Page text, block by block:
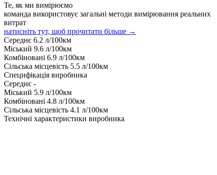
Те, як ми вимірюємо
команда використовує загальні методи вимірювання реальних
витрат
натисніть тут, щоб прочитати більше →
Середнє 6.2 л/100км
Міський 9.6 л/100км
Комбіновані 6.9 л/100км
Сільська місцевість 5.5 л/100км
Специфікація виробника
Середнє -
Міський 5.9 л/100км
Комбіновані 4.8 л/100км
Сільська місцевість 4.1 л/100км
Технічні характеристики виробника